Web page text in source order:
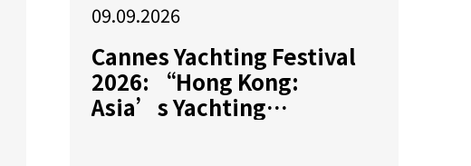
09.09.2026
Cannes Yachting Festival
2026: “Hong Kong:
Asia’s Yachting